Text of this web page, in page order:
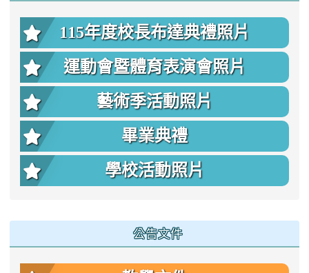
115年度校長布達典禮照片
運動會暨體育表演會照片
藝術季活動照片
畢業典禮
學校活動照片
公告文件